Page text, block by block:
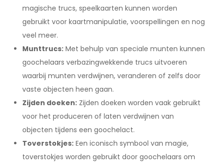
magische trucs, speelkaarten kunnen worden
gebruikt voor kaartmanipulatie, voorspellingen en nog
veel meer.
Munttrucs: Met behulp van speciale munten kunnen
goochelaars verbazingwekkende trucs uitvoeren
waarbij munten verdwijnen, veranderen of zelfs door
vaste objecten heen gaan.
Zijden doeken: Zijden doeken worden vaak gebruikt
voor het produceren of laten verdwijnen van
objecten tijdens een goochelact.
Toverstokjes: Een iconisch symbool van magie,
toverstokjes worden gebruikt door goochelaars om